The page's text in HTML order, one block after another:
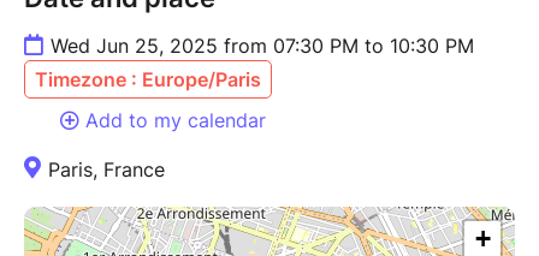
Wed Jun 25, 2025 from 07:30 PM to 10:30 PM
Timezone : Europe/Paris
Add to my calendar
Paris, France
+